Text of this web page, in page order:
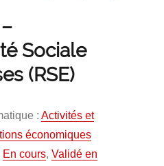
Sociale
(RSE)
: Activités et
économiques
En cours, Validé en